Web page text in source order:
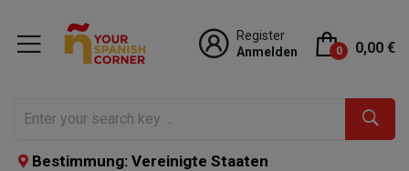
Register
Anmelden
0 0,00 €
Bestimmung: Vereinigte Staaten